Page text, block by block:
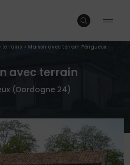
terrains > Maison avec terrain Périgueux
avec terrain
(Dordogne 24)